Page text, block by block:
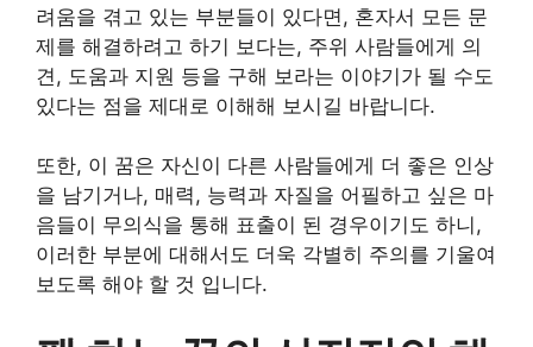
려움을 겪고 있는 부분들이 있다면, 혼자서 모든 문
제를 해결하려고 하기 보다는, 주위 사람들에게 의
견, 도움과 지원 등을 구해 보라는 이야기가 될 수도
있다는 점을 제대로 이해해 보시길 바랍니다.
또한, 이 꿈은 자신이 다른 사람들에게 더 좋은 인상
을 남기거나, 매력, 능력과 자질을 어필하고 싶은 마
음들이 무의식을 통해 표출이 된 경우이기도 하니,
이러한 부분에 대해서도 더욱 각별히 주의를 기울여
보도록 해야 할 것 입니다.